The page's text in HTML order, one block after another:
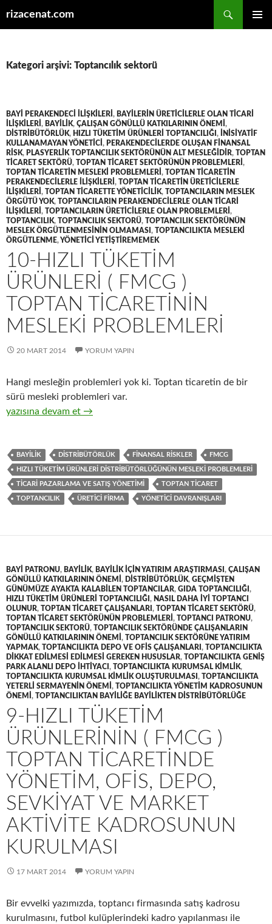
rizacenat.com
Kategori arşivi: Toptancılık sektorü
BAYI PERAKENDECI ILIŞKILERI , BAYILERIN ÜRETICILERLE OLAN TICARI
ILIŞKILERI , BAYILIK, ÇALIŞAN GÖNÜLLÜ KATKILARININ ÖNEMI ,
DISTRIBÜTÖRLÜK, HIZLI TÜKETIM ÜRÜNLERI TOPTANCILIĞI ,
INISIYATIF
KULLANAMAYAN YÖNETICI , PERAKENDECILERDE OLUŞAN FINANSAL
RISK, PLASYERLIK TOPTANCILIK SEKTÖRÜNÜN ALT MESLEĞIDIR, TOPTAN
TICARET SEKTÖRÜ, TOPTAN TICARET SEKTÖRÜNÜN PROBLEMLERI ,
TOPTAN TICARETIN MESLEKI PROBLEMLERI , TOPTAN TICARETIN
PERAKENDECILERLE ILIŞKILERI , TOPTAN TICARETIN ÜRETICILERLE
ILIŞKILERI , TOPTAN TICARETTE YÖNETICILIK, TOPTANCILARIN MESLEK
ÖRGÜTÜ YOK, TOPTANCILARIN PERAKENDECILERLE OLAN TICARI
ILIŞKILERI , TOPTANCILARIN ÜRETICILERLE OLAN PROBLEMLERI ,
TOPTANCILIK, TOPTANCILIK SEKTORÜ, TOPTANCILIK SEKTÖRÜNÜN
MESLEK ÖRGÜTLENMESININ OLMAMASI , TOPTANCILIKTA MESLEKI
ÖRGÜTLENME,YÖNETICI YETIŞTIREMEMEK
10-HIZLI TÜKETIM
ÜRÜNLERI ( FMCG )
TOPTAN TICARETININ
MESLEKI PROBLEMLERI
20 MART 2014 YORUM YAPIN
Hangi mesleğin problemleri yok ki. Toptan ticaretin de bir
sürü mesleki problemleri var.
10-Hızlı tüketim ürünleri ( FMCG ) toptan ticaretinin mesleki
yazısına devam et →
BAYILIK DISTRIBÜTÖRLÜK FINANSAL RISKLER FMCG
HIZLI TÜKETIM ÜRÜNLERI DISTRIBÜTÖRLÜĞÜNÜN MESLEKI PROBLEMLERI
TICARI PAZARLAMA VE SATIŞ YÖNETIMI TOPTAN TICARET
TOPTANCILIK ÜRETICI FIRMA YÖNETICI DAVRANIŞLARI
BAYI PATRONU, BAYILIK, BAYILIK IÇIN YATIRIM ARAŞTIRMASI , ÇALIŞAN
GÖNÜLLÜ KATKILARININ ÖNEMI , DISTRIBÜTÖRLÜK, GEÇMIŞTEN
GÜNÜMÜZE AYAKTA KALABILEN TOPTANCILAR, GIDA TOPTANCILIĞI ,
HIZLI TÜKETIM ÜRÜNLERI TOPTANCILIĞI , NASIL DAHA IYI TOPTANCI
OLUNUR, TOPTAN TICARET ÇALIŞANLARI , TOPTAN TICARET SEKTÖRÜ,
TOPTAN TICARET SEKTÖRÜNÜN PROBLEMLERI , TOPTANCI PATRONU,
TOPTANCILIK SEKTORÜ, TOPTANCILIK SEKTÖRÜNDE ÇALIŞANLARIN
GÖNÜLLÜ KATKILARININ ÖNEMI , TOPTANCILIK SEKTÖRÜNE YATIRIM
YAPMAK, TOPTANCILIKTA DEPO VE OFIS ÇALIŞANLARI , TOPTANCILIKTA
DIKKAT EDILMESI EDILMESI GEREKEN HUSUSLAR, TOPTANCILIKTA GENIŞ
PARK ALANLI DEPO IHTIYACI , TOPTANCILIKTA KURUMSAL KIMLIK,
TOPTANCILIKTA KURUMSAL KIMLIK OLUŞTURULMASI , TOPTANCILIKTA
YETERLI SERMAYENIN ÖNEMI , TOPTANCILIKTA YÖNETIM KADROSUNUN
ÖNEMI , TOPTANCILIKTAN BAYILIĞE BAYILIKTEN DISTRIBÜTÖRLÜĞE
9-HIZLI TÜKETIM
ÜRÜNLERININ ( FMCG )
TOPTAN TICARETINDE
YÖNETIM, OFIS, DEPO,
SEVKIYAT VE MARKET
AKTIVITE KADROSUNUN
KURULMASI
17 MART 2014 YORUM YAPIN
Bir evvelki yazımızda, toptancı firmasında satış kadrosu
kurulmasını, futbol kulüplerindeki kadro yapılanması ile